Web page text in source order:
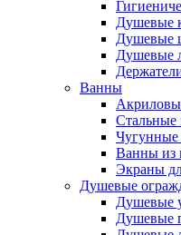
Душевые
Душевые
Душевые
Ванны
Стальные
Ванны из
Экраны
Душевые
Душевые
Душевые